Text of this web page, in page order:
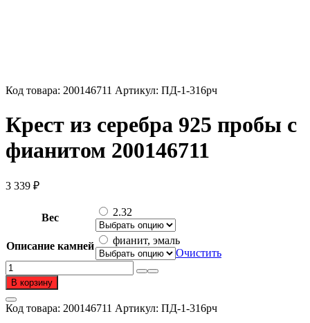
Код товара: 200146711 Артикул: ПД-1-316рч
Крест из серебра 925 пробы с
фианитом 200146711
3 339 ₽
Вес 2.32
Описание камней
фианит, эмаль
Очистить
Количество
товара
Крест
из
серебра
В корзину
Код товара: 200146711 Артикул: ПД-1-316рч